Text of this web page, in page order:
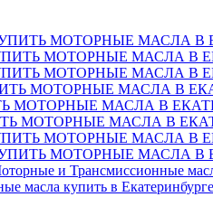
МОТОРНЫЕ МАСЛА В
МОТОРНЫЕ МАСЛА В
МОТОРНЫЕ МАСЛА В
МОТОРНЫЕ МАСЛА В
МОТОРНЫЕ МАСЛА В
МОТОРНЫЕ МАСЛА В
МОТОРНЫЕ МАСЛА В
МОТОРНЫЕ МАСЛА В
и Трансмиссионные
масла купить в Екатеринбурге